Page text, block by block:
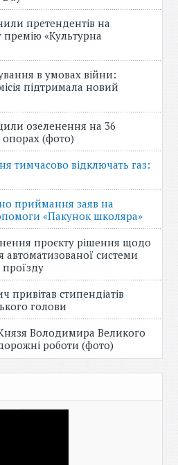
претендентів на
«Культурна
в умовах війни:
підтримала новий
озеленення на 36
(фото)
тимчасово відключать газ:
приймання заяв на
«Пакунок школяра»
проєкту рішення щодо
системи
проїзду
привітав стипендіатів
голови
Володимира Великого
роботи (фото)